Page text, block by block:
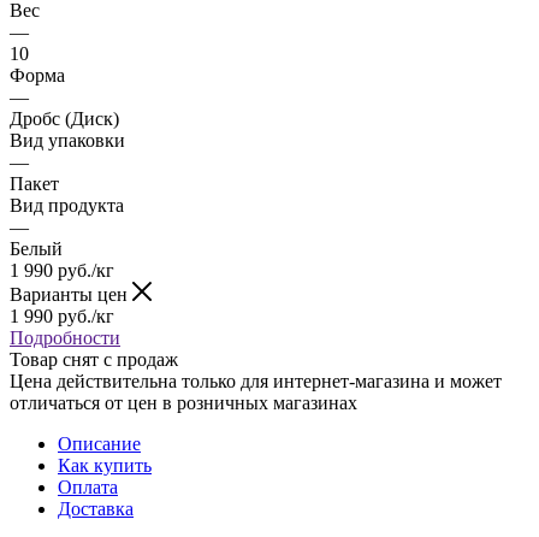
Вес
—
10
Форма
—
Дробс (Диск)
Вид упаковки
—
Пакет
Вид продукта
—
Белый
1 990 руб./кг
Варианты цен
1 990 руб./кг
Подробности
Товар снят с продаж
Цена действительна только для интернет-магазина и может
отличаться от цен в розничных магазинах
Описание
Как купить
Оплата
Доставка